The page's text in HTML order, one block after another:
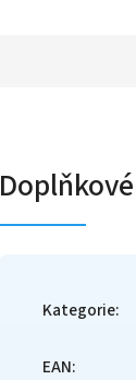
Kategorie:
EAN: